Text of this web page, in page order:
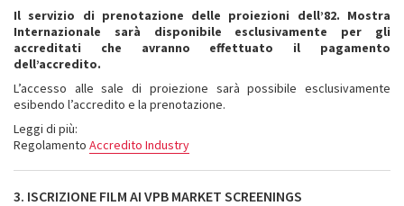
Il servizio di prenotazione delle proiezioni dell’82. Mostra
Internazionale sarà disponibile esclusivamente per gli
accreditati che avranno effettuato il pagamento
dell’accredito.
L’accesso alle sale di proiezione sarà possibile esclusivamente
esibendo l’accredito e la prenotazione.
Leggi di più:
Regolamento Accredito Industry
3. ISCRIZIONE FILM AI VPB MARKET SCREENINGS